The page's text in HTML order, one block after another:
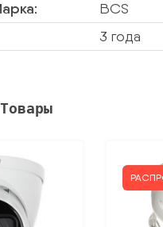
BCS
3 года